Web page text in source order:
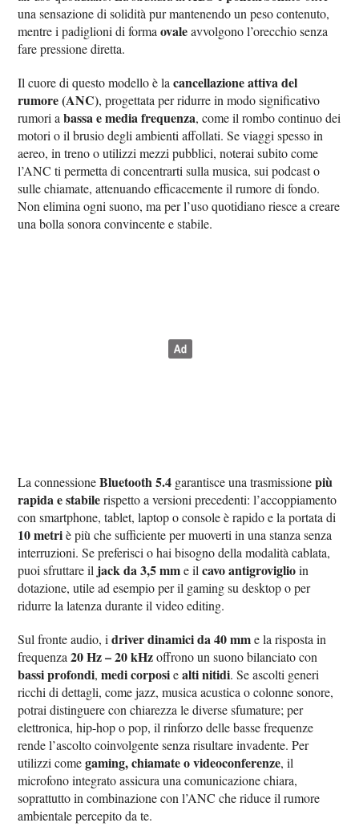
una sensazione di solidità pur mantenendo un peso contenuto,
mentre i padiglioni di formaovaleavvolgono l’orecchio senza
fare pressione diretta.
Il cuore di questo modello è lacancellazione attiva del
rumore (ANC), progettata per ridurre in modo significativo
rumori abassa e media frequenza, come il rombo continuo dei
motori o il brusio degli ambienti affollati. Se viaggi spesso in
aereo, in treno o utilizzi mezzi pubblici, noterai subito come
l’ANC ti permetta di concentrarti sulla musica, sui podcast o
sulle chiamate, attenuando efficacemente il rumore di fondo.
Non elimina ogni suono, ma per l’uso quotidiano riesce a creare
una bolla sonora convincente e stabile.
La connessioneBluetooth 5.4 garantisce una trasmissionepiù
rapida e stabilerispetto a versioni precedenti: l’accoppiamento
con smartphone, tablet, laptop o console è rapido e la portata di
10 metriè più che sufficiente per muoverti in una stanza senza
interruzioni. Se preferisci o hai bisogno della modalità cablata,
puoi sfruttare il jack da 3,5 mme ilcavo antigroviglioin
dotazione, utile ad esempio per il gaming su desktop o per
ridurre la latenza durante il video editing.
Sul fronte audio, idriver dinamici da 40 mme la risposta in
frequenza20 Hz – 20 kHzoffrono un suono bilanciato con
bassi profondi,medi corposiealti nitidi. Se ascolti generi
ricchi di dettagli, come jazz, musica acustica o colonne sonore,
potrai distinguere con chiarezza le diverse sfumature; per
elettronica, hip-hop o pop, il rinforzo delle basse frequenze
rende l’ascolto coinvolgente senza risultare invadente. Per
utilizzi comegaming, chiamate o videoconferenze, il
microfono integrato assicura una comunicazione chiara,
soprattutto in combinazione con l’ANC che riduce il rumore
ambientale percepito da te.